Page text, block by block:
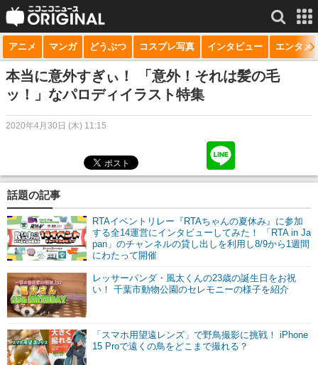
サービス一覧 もっと見る
niconico
動画
生放送
チャンネル
マンガ
ニコニコQ
アニメ マンガ どうぶつ コスプレ写真 インタビュー エンタメ
本当に意外すぎぃ！ 「意外！それは髪の毛
ッ！」なパロディイラスト特集
2020年4月30日 (木) 11:15
話題の記事
RTAイベントリレー『RTAちゃんの夏休み』に参加
する全14運営にインタビューしてみた！ 「RTA in Ja
pan」のチャンネルの貸し出しを利用し8/9から1週間
にわたって開催
レッサーパンダ・風太くんの23歳の誕生日をお祝
い！ 千葉市動物公園のセレモニーの様子を紹介
「スマホ用望遠レンズ」で野鳥撮影に挑戦！ iPhone
15 Proで遠くの鳥をどこまで撮れる？